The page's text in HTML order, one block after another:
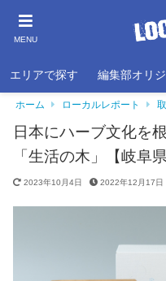
MENU
エリアで探す 編集部オリ
ホーム ローカルレポート
日本にハーブ文化を
「生活の木」【岐阜
2023年10月4日 2022年12月17日